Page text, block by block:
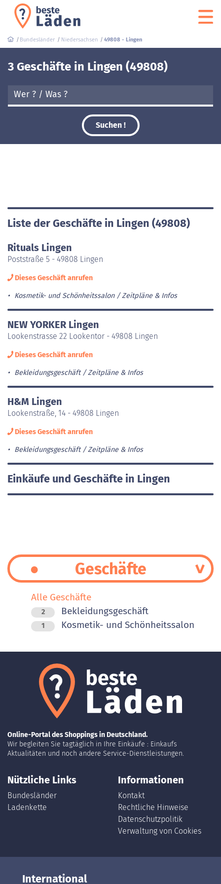
Bundesländer Niedersachsen 49808 - Lingen
3 Geschäfte in Lingen (49808)
Suchen !
Liste der Geschäfte in Lingen (49808)
Rituals Lingen
Poststraße 5 - 49808 Lingen
Dieses Geschäft anrufen
Kosmetik- und Schönheitssalon Zeitpläne & Infos
NEW YORKER Lingen
Lookenstrasse 22 Lookentor - 49808 Lingen
Dieses Geschäft anrufen
Bekleidungsgeschäft Zeitpläne & Infos
H&M Lingen
Lookenstraße, 14 - 49808 Lingen
Dieses Geschäft anrufen
Bekleidungsgeschäft Zeitpläne & Infos
Einkäufe und Geschäfte in Lingen
Geschäfte
Alle Geschäfte
2 Bekleidungsgeschäft
1 Kosmetik- und Schönheitssalon
Online-Portal des Shoppings in Deutschland.
Wir begleiten Sie tagtäglich in Ihre Einkäufe : Einkaufs
Aktualitäten und noch andere Service-Dienstleistungen.
Nützliche Links
Bundesländer
Ladenkette
Informationen
Kontakt
Rechtliche Hinweise
Datenschutzpolitik
Verwaltung von Cookies
International